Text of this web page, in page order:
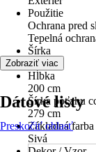
Použitie
Ochrana pred
Tepelná
Šírka
300 cm
Hĺbka
200 cm
Šírka poťahu
279 cm
Základná
Sivá
Zobraziť viac
Dátové listy
Preskočiť oblasť